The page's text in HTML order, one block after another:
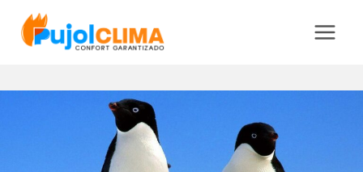
contenido